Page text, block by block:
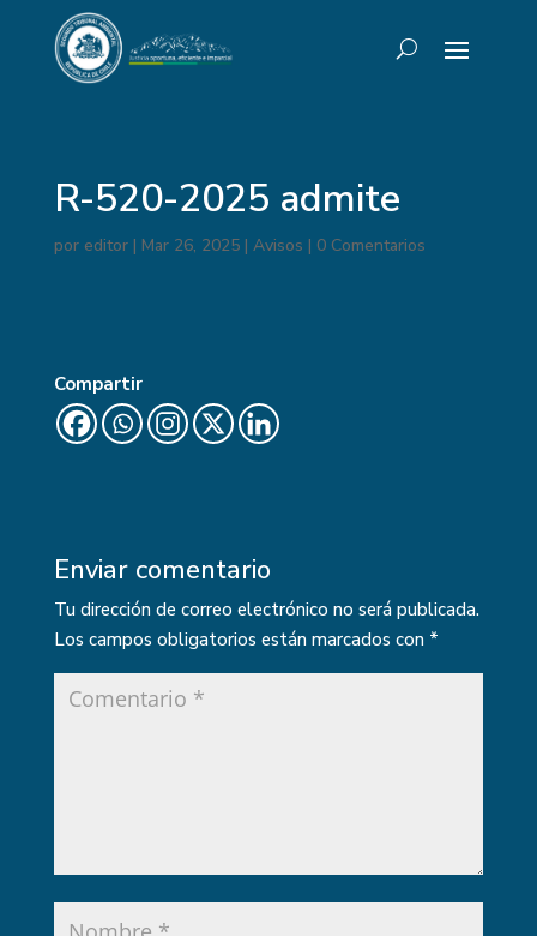
R-520-2025 admite
por editor| Mar 26, 2025| Avisos | 0 Comentarios
Compartir
Enviar comentario
Tu dirección de correo electrónico no será publicada.
Los campos obligatorios están marcados con *